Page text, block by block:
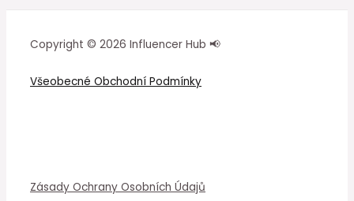
Copyright © 2026 Influencer Hub 📢
Všeobecné Obchodní Podmínky
Zásady Ochrany Osobních Údajů